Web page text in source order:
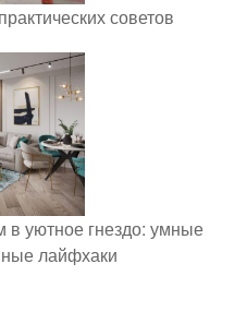
советов
в уютное гнездо: умные
лайфхаки